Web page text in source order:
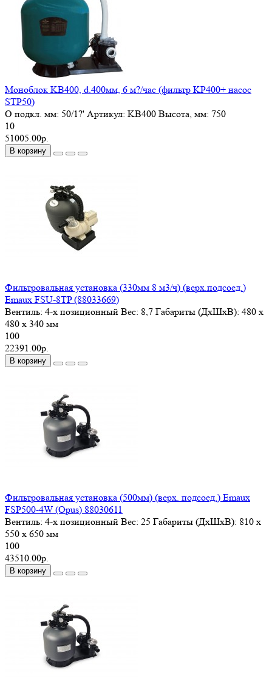
Моноблок KB400, d.400мм, 6 м?/час (фильтр KP400+ насос
STP50)
O подкл. мм: 50/1?' Артикул: KB400 Высота, мм: 750
10
51005.00р.
В корзину
Фильтровальная установка (330мм 8 м3/ч) (верх.подсоед.)
Emaux FSU-8TP (88033669)
Вентиль: 4-х позиционный Вес: 8,7 Габариты (ДxШxВ): 480 x
480 x 340 мм
100
22391.00р.
В корзину
Фильтровальная установка (500мм) (верх. подсоед.) Emaux
FSP500-4W (Opus) 88030611
Вентиль: 4-х позиционный Вес: 25 Габариты (ДxШxВ): 810 x
550 x 650 мм
100
43510.00р.
В корзину